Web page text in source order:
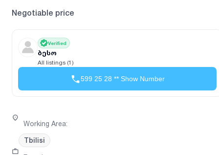
Negotiable price
Verified
ბესო
All listings (1)
599 25 28 ** Show Number
Working Area:
Tbilisi